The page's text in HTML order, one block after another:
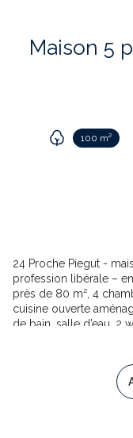
Maison 5 pièce(s) 4 chambre(s)
100 m²
24 Proche Piegut -
profession libérale –
près de 80 m², 4
cuisine ouverte
de bain, salle d’eau, 2
Village
Mandat n°: 13540.Prix